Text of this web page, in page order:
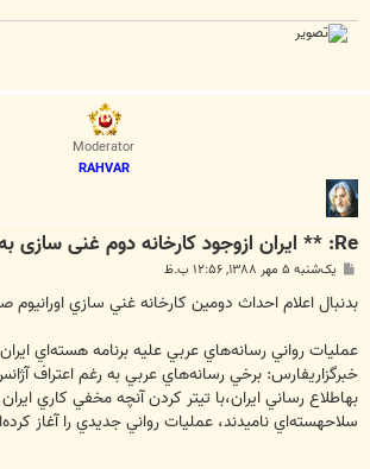
Moderator
RAHVAR
Re: ** ایران ازوجود کارخانه دوم غنی سازی به آژانس خبرداد **
ت
یک‌شنبه ۵ مهر ۱۳۸۸, ۱۲:۵۶ ب.ظ
بدنبال اعلام احداث دومين كارخانه غني سازي
عمليات رواني رسانه‌هاي عربي عليه برنامه هسته‌اي ايران
خبرگزاريفارس: برخي رسانه‌هاي عربي به رغم اعتراف
بهاطلاع رساني ايران،با تيتر كردن آنچه مخفي كاري ايران
سلاحهسته‌‌اي ناميدند، عمليات رواني جديدي را آغاز